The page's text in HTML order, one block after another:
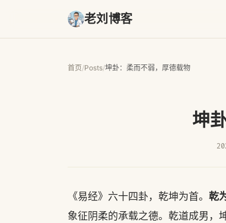
老刘博客
首页/Posts/坤卦：柔而不弱，厚德载物
坤
《易经》六十四卦，乾坤为首。 乾
象征阴柔的承载之德。乾道成男，